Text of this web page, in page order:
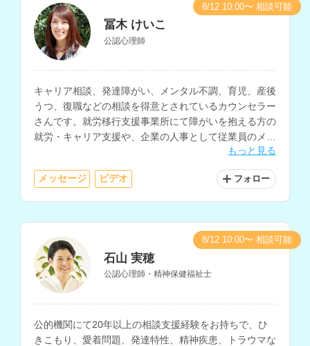
冨木 けいこ
公認心理師
キャリア相談、発達障がい、メンタル不調、育児、産後
うつ、復職などの相談を得意とされているカウンセラー
さんです。就労移行支援事業所にて障がいを抱える方の
就労・キャリア支援や、企業の人事として従業員のメン
もっと見る
メッセージ ビデオ フォロー
8/12 10:00〜 相談可能
石山 実穂
公認心理師・精神保健福祉士
公的機関にて20年以上の相談支援経験をお持ちで、ひ
きこもり、愛着問題、発達特性、精神疾患、トラウマな
8/12 10:00〜 相談可能